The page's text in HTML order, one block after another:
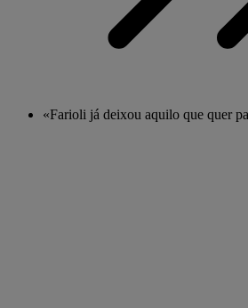
«Farioli já deixou aquilo que quer